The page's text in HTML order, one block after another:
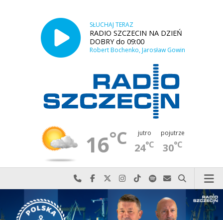
SŁUCHAJ TERAZ
RADIO SZCZECIN NA DZIEŃ
DOBRY do 09:00
Robert Bochenko, Jarosław Gowin
16°C jutro
24°C
pojutrze
30°C
Najlepiej po prostu do nas zadzwoń
Odwiedź nas na Facebook-u
Odwiedź nas na X
Odwiedź nas na Instagram-ie
Odwiedź nas na TikTok-u
Szukaj nas na Spotify
Wyślij do nas
Szukaj